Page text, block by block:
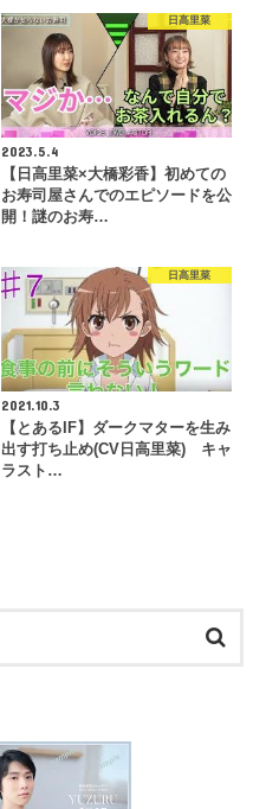
日高里菜
2023.5.4
【日高里菜×大橋彩香】初めての
お寿司屋さんでのエピソードを公
開！謎のお寿…
日高里菜
2021.10.3
【とあるIF】ダークマターを生み
出す打ち止め(CV日高里菜) キャ
ラスト…